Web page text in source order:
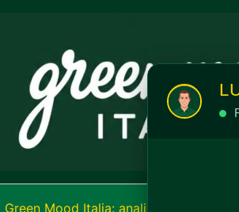
Mood Italia: analisi e strategia